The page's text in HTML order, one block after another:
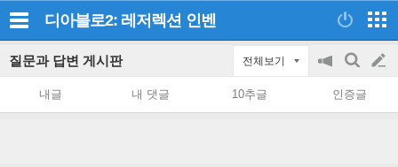
디아블로2: 레저렉션 인벤
질문과 답변 게시판 전체보기
공
on/off
검
색
글
쓰
내글 내 댓글 10추글 인증글